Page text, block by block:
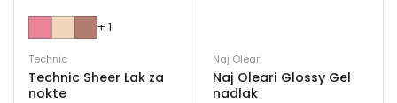
+ 1
Technic
Technic Sheer Lak za
nokte
Naj Oleari
Naj Oleari Glossy Gel
nadlak